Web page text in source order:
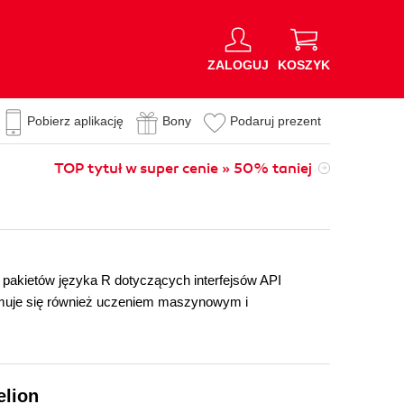
ZALOGUJ KOSZYK
Pobierz aplikację Bony Podaruj prezent
TOP tytuł w super cenie » 50% taniej
języka R dotyczących interfejsów API
się również uczeniem maszynowym i